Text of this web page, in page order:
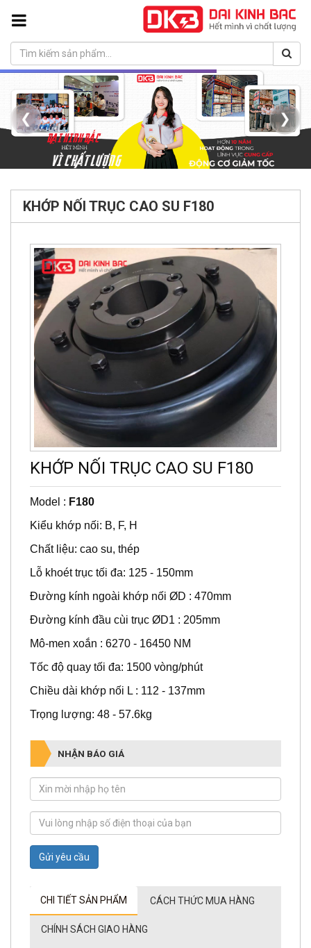
❮ ❯
KHỚP NỐI TRỤC CAO SU F180
KHỚP NỐI TRỤC CAO SU F180
Model : F180
Kiểu khớp nối: B, F, H
Chất liệu: cao su, thép
Lỗ khoét trục tối đa: 125 - 150mm
Đường kính ngoài khớp nối ØD : 470mm
Đường kính đầu cùi trục ØD1 : 205mm
Mô-men xoắn : 6270 - 16450 NM
Tốc độ quay tối đa: 1500 vòng/phút
Chiều dài khớp nối L : 112 - 137mm
Trọng lượng: 48 - 57.6kg
NHẬN BÁO GIÁ
Gửi yêu cầu
CHI TIẾT SẢN PHẨM CÁCH THỨC MUA HÀNG
CHÍNH SÁCH GIAO HÀNG